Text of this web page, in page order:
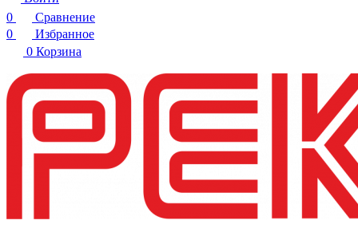
0
Сравнение
0
Избранное
0 Корзина